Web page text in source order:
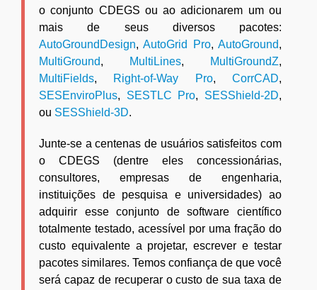
o conjunto CDEGS ou ao adicionarem um ou
mais de seus diversos pacotes:
AutoGroundDesign,AutoGrid Pro,AutoGround,
MultiGround, MultiLines, MultiGroundZ,
MultiFields, Right-of-Way Pro,CorrCAD,
SESEnviroPlus, SESTLC Pro, SESShield-2D,
ou SESShield-3D.
Junte-se a centenas de usuários satisfeitos com
o CDEGS (dentre eles concessionárias,
consultores, empresas de engenharia,
instituições de pesquisa e universidades) ao
adquirir esse conjunto de software científico
totalmente testado, acessível por uma fração do
custo equivalente a projetar, escrever e testar
pacotes similares. Temos confiança de que você
será capaz de recuperar o custo de sua taxa de